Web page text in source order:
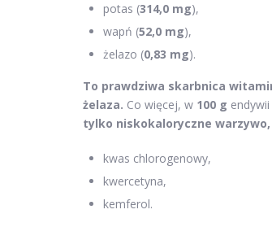
potas (314,0 mg),
wapń (52,0 mg),
żelazo (0,83 mg).
To prawdziwa skarbnica
żelaza. Co więcej, w 100 g
tylko niskokaloryczne
kwas chlorogenowy,
kwercetyna,
kemferol.